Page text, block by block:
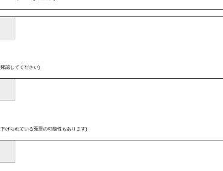
認してください)
げられている冤罪の可能性もあります)